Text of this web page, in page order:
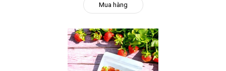
Mua hàng